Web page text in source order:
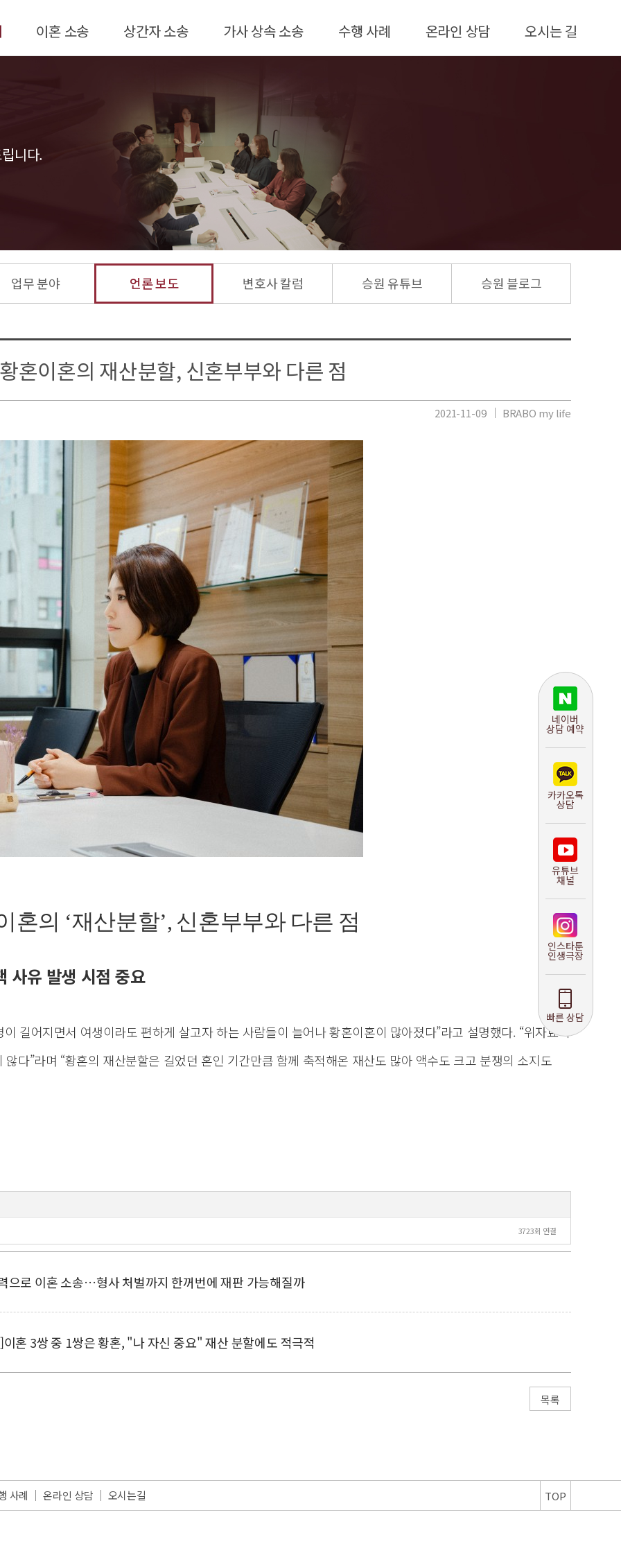
이혼 소송 상간자 소송
상간남소송
가사 상속 소송
친생자 관계
존부 확인의 소
혼인무효·혼인
취소의 소
친권자·양육자 지정
(변경)및 양육비 심판
청구
입양(친양자 입양)
허가 심판청구
성년후견 심판청구
상속재산분할
수행 사례 온라인 상담 오시는 길
네이버
상담 예약
카카오톡
상담
유튜브
채널
인스타툰
인생극장
빠른 상담
니다.
업무 분야 언론 보도 변호사 칼럼 승원 유튜브 승원 블로그
이혼의 재산분할, 신혼부부와 다른 점
2021-11-09 BRABO my life
혼의 ‘재산분할’, 신혼부부와 다른 점
사유 발생 시점 중요
길어지면서 여생이라도 편하게 살고자 하는 사람들이 늘어나 황혼이혼이 많아졌다”라고 설명했다. “위자료의
다”라며 “황혼의 재산분할은 길었던 혼인 기간만큼 함께 축적해온 재산도 많아 액수도 크고 분쟁의 소지도
3723회 연결
으로 이혼 소송…형사 처벌까지 한꺼번에 재판 가능해질까
혼 3쌍 중 1쌍은 황혼, "나 자신 중요" 재산 분할에도 적극적
목록
사례 온라인 상담 오시는길 TOP